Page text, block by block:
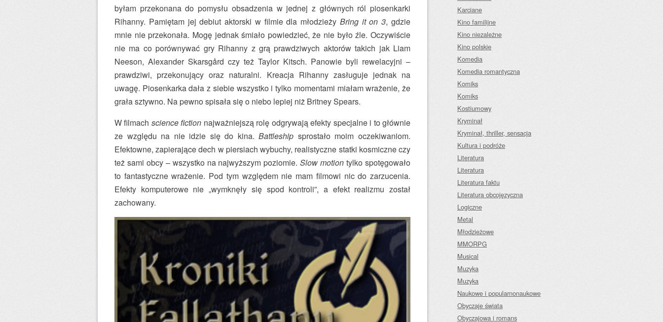
byłam przekonana do pomysłu obsadzenia w jednej z głównych ról piosenkarki
Rihanny. Pamiętam jej debiut aktorski w filmie dla młodzieży Bring it on 3, gdzie
mnie nie przekonała. Mogę jednak śmiało powiedzieć, że nie było źle. Oczywiście
nie ma co porównywać gry Rihanny z grą prawdziwych aktorów takich jak Liam
Neeson, Alexander Skarsgård czy też Taylor Kitsch. Panowie byli rewelacyjni –
prawdziwi, przekonujący oraz naturalni. Kreacja Rihanny zasługuje jednak na
uwagę. Piosenkarka dała z siebie wszystko i tylko momentami miałam wrażenie, że
grała sztywno. Na pewno spisała się o niebo lepiej niż Britney Spears.
W filmach science fiction najważniejszą rolę odgrywają efekty specjalne i to głównie
ze względu na nie idzie się do kina.Battleship sprostało moim oczekiwaniom.
Efektowne, zapierające dech w piersiach wybuchy, realistyczne statki kosmiczne czy
też sami obcy – wszystko na najwyższym poziomie.Slow motion tylko spotęgowało
to fantastyczne wrażenie. Pod tym względem nie mam filmowi nic do zarzucenia.
Efekty komputerowe nie „wymknęły się spod kontroli”, a efekt realizmu został
zachowany.
Karciane
Kino familijne
Kino niezależne
Kino polskie
Komedia
Komedia romantyczna
Komiks
Komiks
Kostiumowy
Kryminał
Kryminał, thriller, sensacja
Kultura i podróże
Literatura
Literatura
Literatura faktu
Literatura obcojęzyczna
Logiczne
Metal
Młodzieżowe
MMORPG
Musical
Muzyka
Muzyka
Naukowe i popularnonaukowe
Obyczaje świata
Obyczajowa i romans